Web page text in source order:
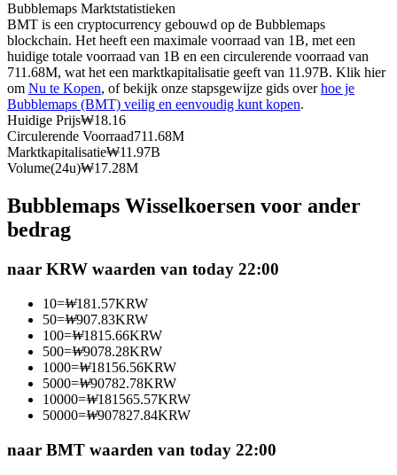
Kopiëren Handel
Sluit je aan bij top traders
Word een Copy Trader
Geniet van winstdeling en copy trading commissies
Bubblemaps Marktstatistieken
BMT is een cryptocurrency gebouwd op de Bubblemaps
blockchain. Het heeft een maximale voorraad van 1B, met een
huidige totale voorraad van 1B en een circulerende voorraad van
711.68M, wat het een marktkapitalisatie geeft van 11.97B. Klik hier
om Nu te Kopen, of bekijk onze stapsgewijze gids overhoe je
Bubblemaps (BMT) veilig en eenvoudig kunt kopen.
Huidige Prijs₩18.16
Circulerende Voorraad711.68M
Marktkapitalisatie₩11.97B
Volume(24u)₩17.28M
Bubblemaps Wisselkoersen voor ander
bedrag
naar KRW waarden van today 22:00
10=₩181.57KRW
50=₩907.83KRW
100=₩1815.66KRW
500=₩9078.28KRW
1000=₩18156.56KRW
5000=₩90782.78KRW
10000=₩181565.57KRW
50000=₩907827.84KRW
naar BMT waarden van today 22:00